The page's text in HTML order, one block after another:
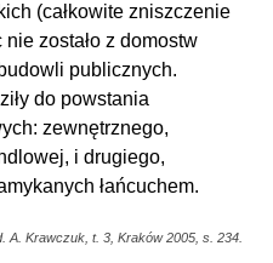
(całkowite zniszczenie
zostało z domostw
publicznych.
do powstania
zewnętrznego,
i drugiego,
łańcuchem.
A. Krawczuk, t. 3, Kraków 2005, s. 234.